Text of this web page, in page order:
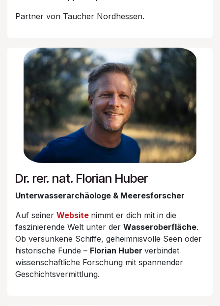
Partner von Taucher Nordhessen.
Dr. rer. nat. Florian Huber
Unterwasserarchäologe & Meeresforscher
Auf seiner Website nimmt er dich mit in die
faszinierende Welt unter der Wasseroberfläche.
Ob versunkene Schiffe, geheimnisvolle Seen oder
historische Funde – Florian Huber verbindet
wissenschaftliche Forschung mit spannender
Geschichtsvermittlung.